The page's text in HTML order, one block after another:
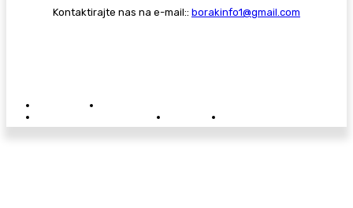
Kontaktirajte nas na e-mail:: borakinfo1@gmail.com